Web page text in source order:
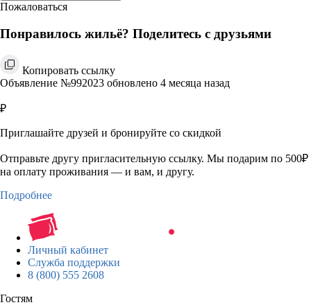
Пожаловаться
Понравилось жильё? Поделитесь с друзьями
Копировать ссылку
Объявление №992023 обновлено 4 месяца назад
₽
Приглашайте друзей и бронируйте со скидкой
Отправьте другу пригласительную ссылку. Мы подарим по 500₽
на оплату проживания — и вам, и другу.
Подробнее
Личный кабинет
Служба поддержки
8 (800) 555 2608
Гостям